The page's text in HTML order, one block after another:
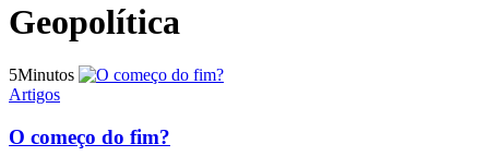
Geopolítica
5Minutos
Artigos
O começo do fim?